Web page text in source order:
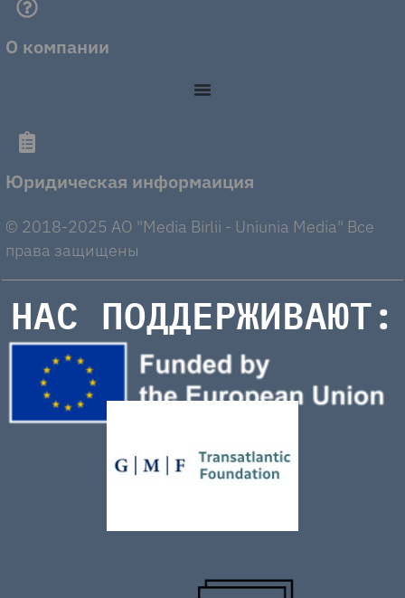
О компании
Юридическая информаиция
© 2018-2025 AO "Media Birlii - Uniunia Media" Все
права защищены
НАС ПОДДЕРЖИВАЮТ: